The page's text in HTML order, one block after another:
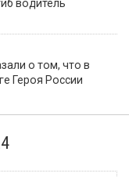
водитель
о том, что в
Героя России